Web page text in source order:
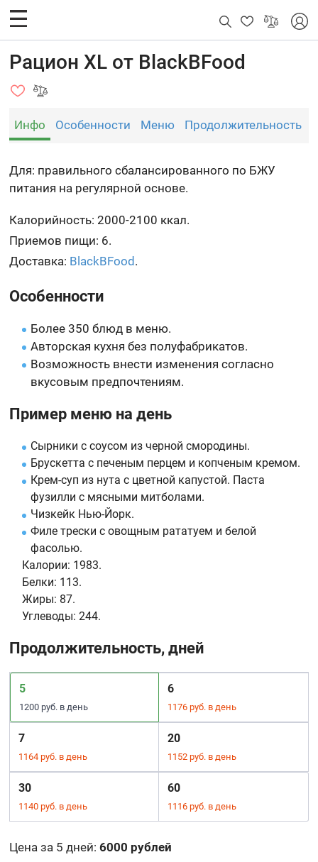
Рацион XL от BlackBFood
Инфо Особенности Меню Продолжительность
Для: правильного сбалансированного по БЖУ
питания на регулярной основе.
Калорийность: 2000-2100 ккал.
Приемов пищи: 6.
Доставка: BlackBFood .
Особенности
Более 350 блюд в меню.
Авторская кухня без полуфабрикатов.
Возможность внести изменения согласно
вкусовым предпочтениям.
Пример меню на день
Сырники с соусом из черной смородины.
Брускетта с печеным перцем и копченым кремом.
Крем-суп из нута с цветной капустой. Паста
фузилли с мясными митболами.
Чизкейк Нью-Йорк.
Филе трески с овощным рататуем и белой
фасолью.
Калории: 1983.
Белки: 113.
Жиры: 87.
Углеводы: 244.
Продолжительность, дней
5
1200 руб. в день
6
1176 руб. в день
7
1164 руб. в день
20
1152 руб. в день
30
1140 руб. в день
60
1116 руб. в день
Цена за 5 дней:6000 рублей